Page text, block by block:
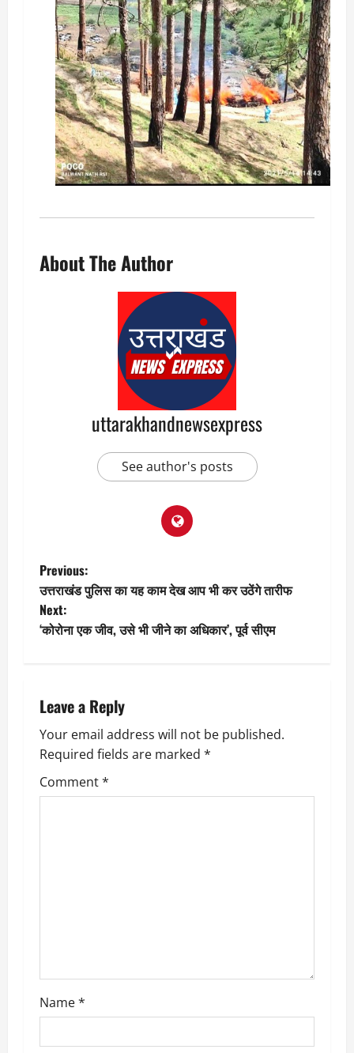
About The Author
uttarakhandnewsexpress
See author's posts
P
o
s
n
a
v
i
o
n
Previous:
उत्तराखंड पुलिस का यह काम देख आप भी कर उठेंगे तारीफ
Next:
‘कोरोना एक जीव, उसे भी जीने का अधिकार’, पूर्व सीएम
Leave a Reply
Your email address will not be published.
Required fields are marked *
Comment*
Name*